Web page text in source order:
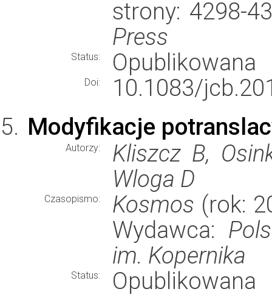
strony: 4298-
Press
Status: Opublikowana
Doi:
10.1083/
Modyfikacje
Autorzy:
Kliszcz B,
Wloga D
Czasopismo: Kosmos (rok:
Wydawca:
im. Kopernika
Status: Opublikowana